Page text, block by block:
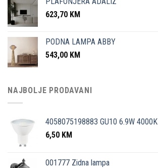
623,70 KM
PODNA LAMPA ABBY
543,00 KM
NAJBOLJE PRODAVANI
4058075198883 GU10 6.9W 4000K
6,50 KM
001777 Zidna lampa